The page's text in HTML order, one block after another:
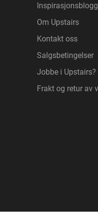
Inspirasjonsblogg
Om Upstairs
Kontakt oss
Salgsbetingelser
Jobbe i Upstairs?
Frakt og retur av